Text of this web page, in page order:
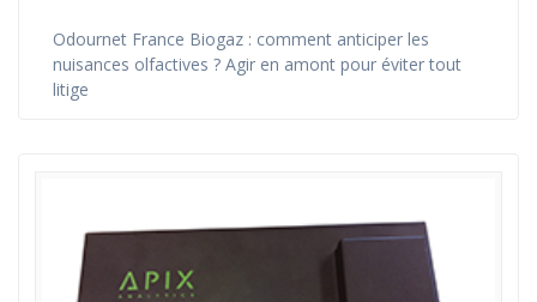
Odournet France Biogaz : comment anticiper les
nuisances olfactives ? Agir en amont pour éviter tout
litige